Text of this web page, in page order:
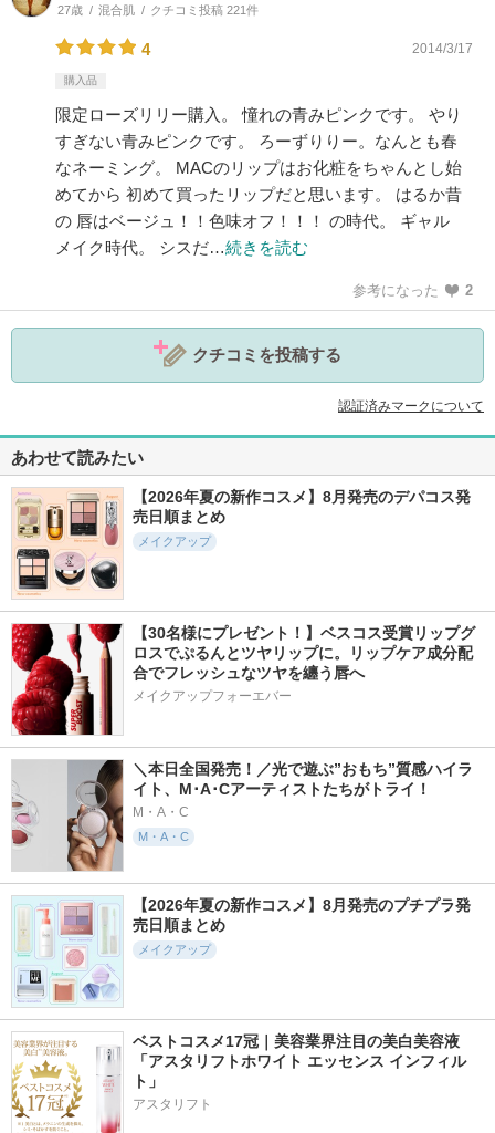
27歳 混合肌 クチコミ投稿 221件
4 2014/3/17
購入品
限定ローズリリー購入。 憧れの青みピンクです。 やり
すぎない青みピンクです。 ろーずりりー。なんとも春
なネーミング。 MACのリップはお化粧をちゃんとし始
めてから 初めて買ったリップだと思います。 はるか昔
の 唇はベージュ！！色味オフ！！！ の時代。 ギャル
メイク時代。 シスだ…続きを読む
参考になった 2
クチコミを投稿する
認証済みマークについて
あわせて読みたい
【2026年夏の新作コスメ】8月発売のデパコス発
売日順まとめ
メイクアップ
【30名様にプレゼント！】ベスコス受賞リップグ
ロスでぷるんとツヤリップに。リップケア成分配
合でフレッシュなツヤを纏う唇へ
メイクアップフォーエバー
＼本日全国発売！／光で遊ぶ”おもち”質感ハイラ
イト、M･A･Cアーティストたちがトライ！
M・A・C
M・A・C
【2026年夏の新作コスメ】8月発売のプチプラ発
売日順まとめ
メイクアップ
ベストコスメ17冠｜美容業界注目の美白美容液
「アスタリフトホワイト エッセンス インフィル
ト」
アスタリフト